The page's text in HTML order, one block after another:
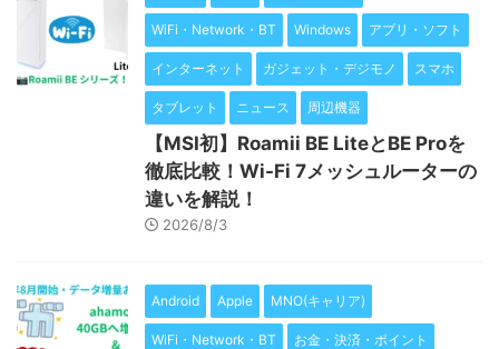
WiFi・Network・BT Windows アプリ・ソフト
インターネット ガジェット・デジモノ スマホ
タブレット ニュース 周辺機器
【MSI初】Roamii BE LiteとBE Proを
徹底比較！Wi-Fi 7メッシュルーターの
違いを解説！
2026/8/3
Android Apple MNO(キャリア)
WiFi・Network・BT お金・決済・ポイント